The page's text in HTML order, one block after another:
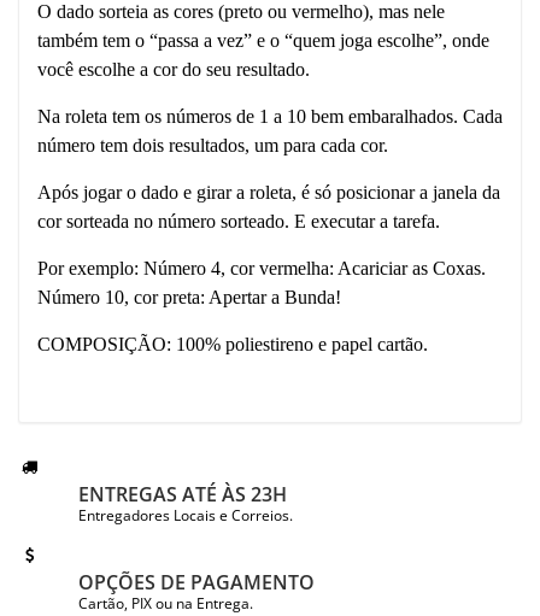
O dado sorteia as cores (preto ou vermelho), mas nele
também tem o “passa a vez” e o “quem joga escolhe”, onde
você escolhe a cor do seu resultado.
Na roleta tem os números de 1 a 10 bem embaralhados. Cada
número tem dois resultados, um para cada cor.
Após jogar o dado e girar a roleta, é só posicionar a janela da
cor sorteada no número sorteado. E executar a tarefa.
Por exemplo: Número 4, cor vermelha: Acariciar as Coxas.
Número 10, cor preta: Apertar a Bunda!
COMPOSIÇÃO: 100% poliestireno e papel cartão.
ENTREGAS ATÉ ÀS 23H
Entregadores Locais e Correios.
OPÇÕES DE PAGAMENTO
Cartão, PIX ou na Entrega.